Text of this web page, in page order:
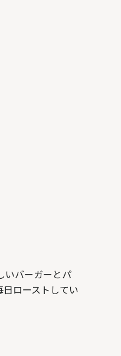
いバーガーとパ
ローストしてい